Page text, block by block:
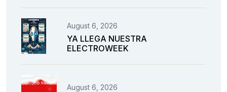
August 6, 2026
YA LLEGA NUESTRA
ELECTROWEEK
August 6, 2026